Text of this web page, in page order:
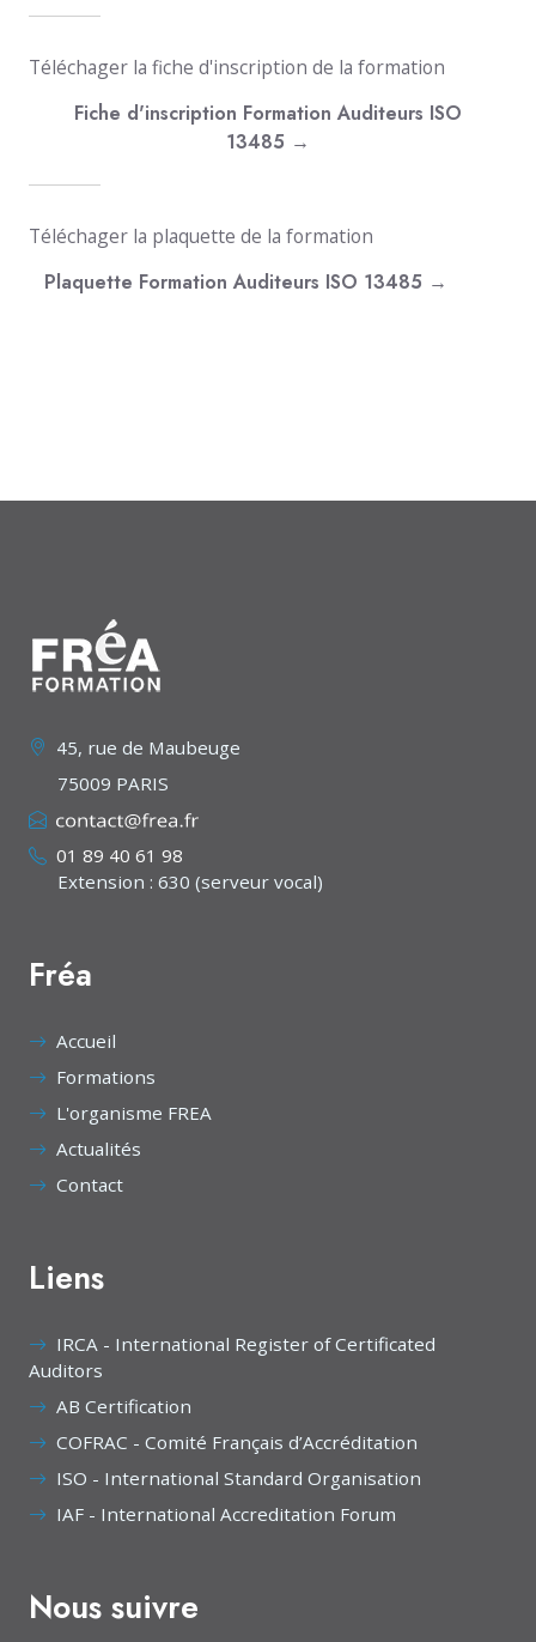
Téléchager la fiche d'inscription de la formation
Fiche d'inscription Formation Auditeurs ISO
13485 →
Téléchager la plaquette de la formation
Plaquette Formation Auditeurs ISO 13485 →
45, rue de Maubeuge
75009 PARIS
01 89 40 61 98
Extension : 630 (serveur vocal)
Fréa
Accueil
Formations
L'organisme FREA
Actualités
Contact
Liens
IRCA - International Register of Certificated
Auditors
AB Certification
COFRAC - Comité Français d’Accréditation
ISO - International Standard Organisation
IAF - International Accreditation Forum
Nous suivre